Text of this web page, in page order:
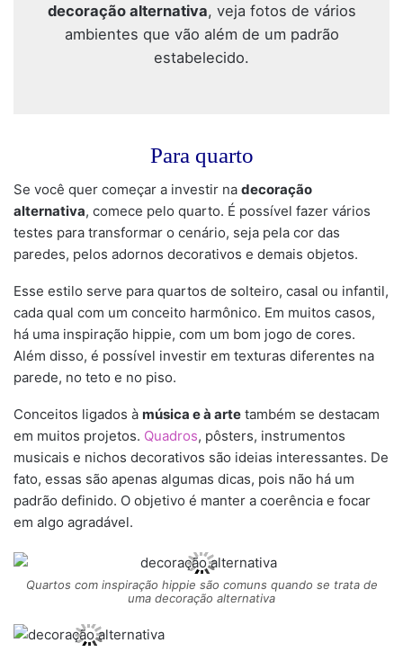
decoração alternativa, veja fotos de vários
ambientes que vão além de um padrão
estabelecido.
Para quarto
Se você quer começar a investir na decoração
alternativa, comece pelo quarto. É possível fazer vários
testes para transformar o cenário, seja pela cor das
paredes, pelos adornos decorativos e demais objetos.
Esse estilo serve para quartos de solteiro, casal ou infantil,
cada qual com um conceito harmônico. Em muitos casos,
há uma inspiração hippie, com um bom jogo de cores.
Além disso, é possível investir em texturas diferentes na
parede, no teto e no piso.
Conceitos ligados à música e à arte também se destacam
em muitos projetos. Quadros, pôsters, instrumentos
musicais e nichos decorativos são ideias interessantes. De
fato, essas são apenas algumas dicas, pois não há um
padrão definido. O objetivo é manter a coerência e focar
em algo agradável.
Quartos com inspiração hippie são comuns quando se trata de
uma decoração alternativa